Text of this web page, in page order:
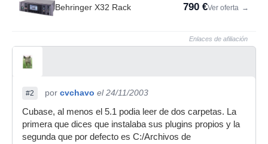
Behringer X32 Rack 790 €Ver oferta →
Enlaces de afiliación
#2 por cvchavo el 24/11/2003
Cubase, al menos el 5.1 podia leer de dos carpetas. La
primera que dices que instalaba sus plugins propios y la
segunda que por defecto es C:/Archivos de